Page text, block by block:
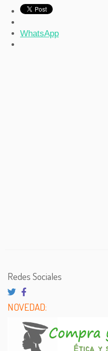
WhatsApp
Redes Sociales
NOVEDAD: